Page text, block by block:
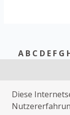
A B C D E F G
Diese